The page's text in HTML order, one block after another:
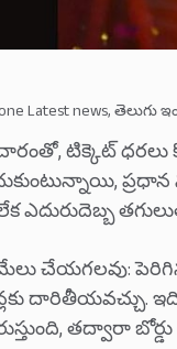
Latest news,తెలుగు
టిక్కెట్ ధరలు
మేలు చేయగలవు:
తద్వారా